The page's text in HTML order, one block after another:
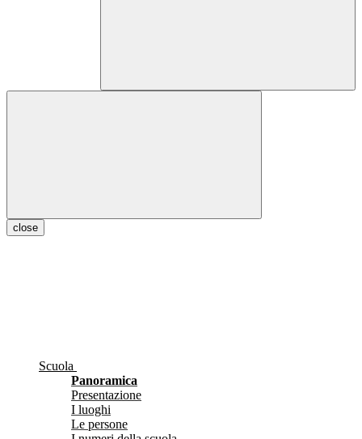
close
Scuola
Panoramica
Presentazione
I luoghi
Le persone